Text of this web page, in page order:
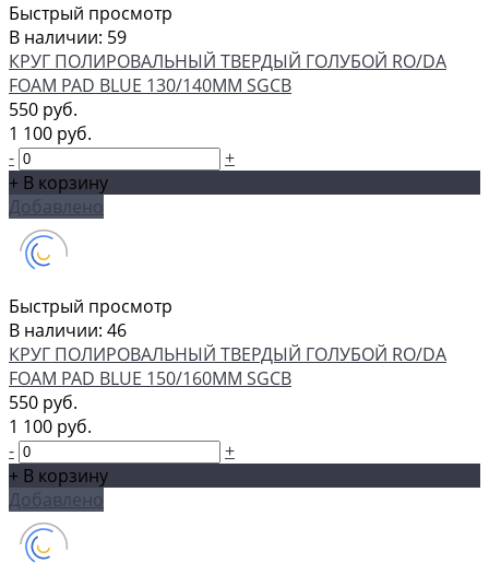
Быстрый просмотр
В наличии: 59
КРУГ ПОЛИРОВАЛЬНЫЙ ТВЕРДЫЙ ГОЛУБОЙ RO/DA
FOAM PAD BLUE 130/140ММ SGCB
550 руб.
1 100 руб.
-
+
+ В корзину
Добавлено
Быстрый просмотр
В наличии: 46
КРУГ ПОЛИРОВАЛЬНЫЙ ТВЕРДЫЙ ГОЛУБОЙ RO/DA
FOAM PAD BLUE 150/160ММ SGCB
550 руб.
1 100 руб.
-
+
+ В корзину
Добавлено